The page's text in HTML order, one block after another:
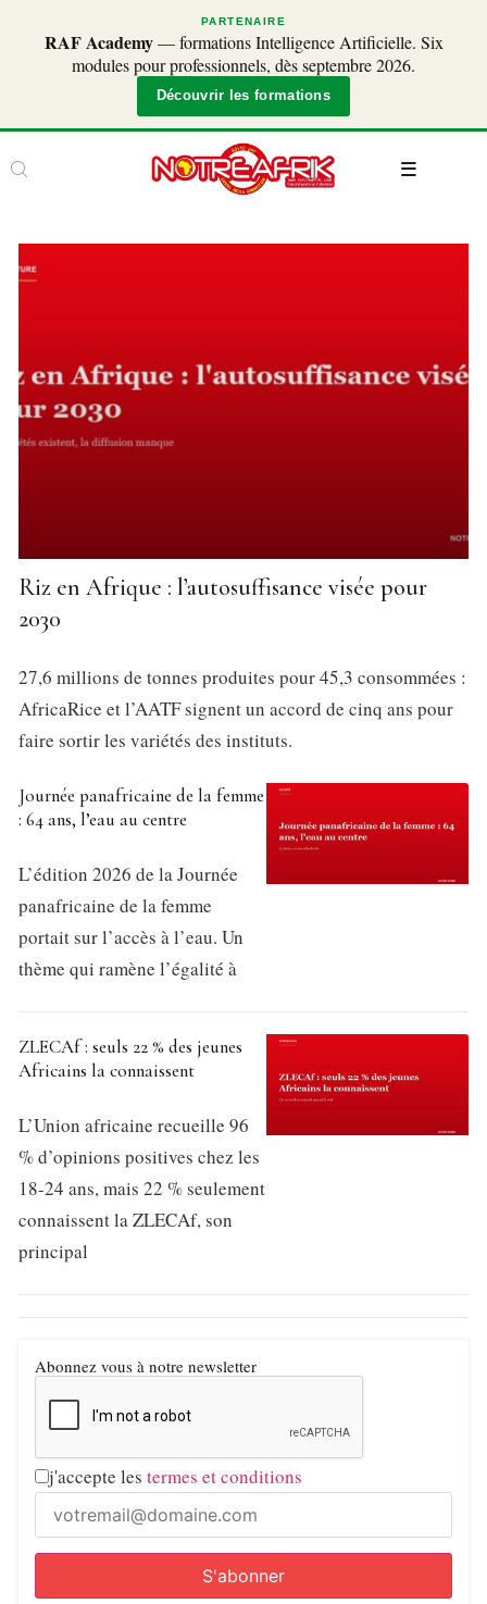
PARTENAIRE
RAF Academy— formations Intelligence Artificielle. Six
modules pour professionnels, dès septembre 2026.
Découvrir les formations
Riz en Afrique : l’autosuffisance visée pour
2030
27,6 millions de tonnes produites pour 45,3 consommées :
AfricaRice et l’AATF signent un accord de cinq ans pour
faire sortir les variétés des instituts.
Journée panafricaine de la femme
: 64 ans, l’eau au centre
L’édition 2026 de la Journée
panafricaine de la femme
portait sur l’accès à l’eau. Un
thème qui ramène l’égalité à
ZLECAf : seuls 22 % des jeunes
Africains la connaissent
L’Union africaine recueille 96
% d’opinions positives chez les
18-24 ans, mais 22 % seulement
connaissent la ZLECAf, son
principal
Abonnez vous à notre newsletter
j'accepte les termes et conditions